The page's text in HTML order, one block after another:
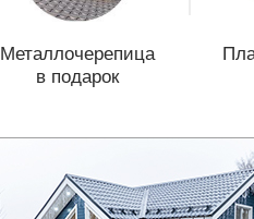
Металлочерепица
в подарок